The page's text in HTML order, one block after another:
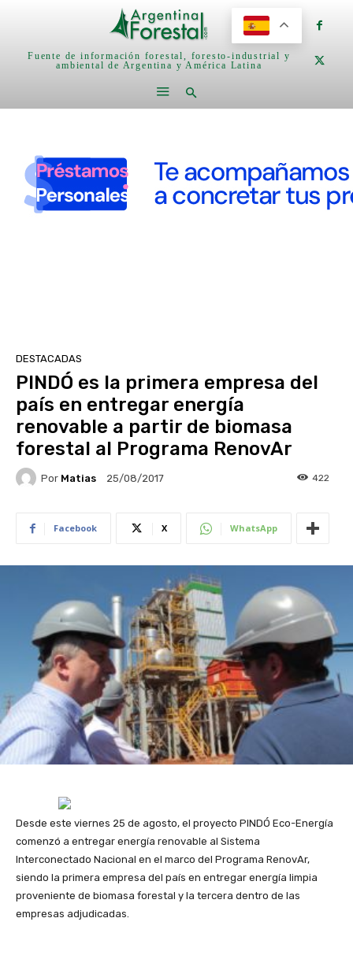
Fuente de información forestal, foresto-industrial y
ambiental de Argentina y América Latina
DESTACADAS
PINDÓ es la primera empresa del
país en entregar energía
renovable a partir de biomasa
forestal al Programa RenovAr
Por Matias 25/08/2017 422
Facebook X WhatsApp
Desde este viernes 25 de agosto, el proyecto PINDÓ Eco-Energía
comenzó a entregar energía renovable al Sistema
Interconectado Nacional en el marco del Programa RenovAr,
siendo la primera empresa del país en entregar energía limpia
proveniente de biomasa forestal y la tercera dentro de las
empresas adjudicadas.